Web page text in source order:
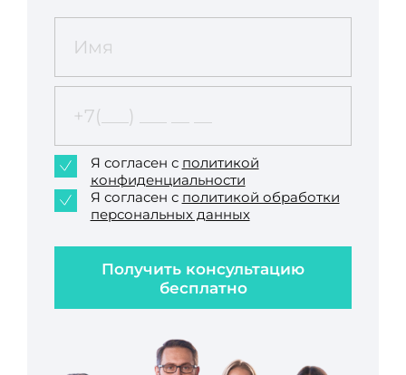
Получить консультацию
бесплатно
Я согласен с политикой
конфиденциальности
Я согласен с политикой обработки
персональных данных